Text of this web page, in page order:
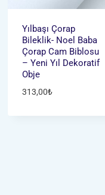
Yılbaşı Çorap
Bileklik- Noel Baba
Çorap Cam Biblosu
– Yeni Yıl Dekoratif
Obje
313,00₺